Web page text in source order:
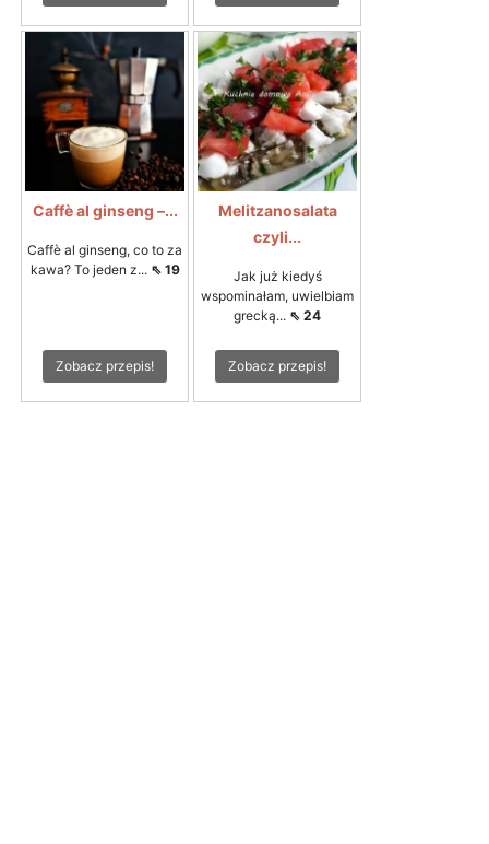
Caffè al ginseng –...
Caffè al ginseng, co to za
kawa? To jeden z... ⇖ 19
Zobacz przepis!
Melitzanosalata
czyli...
Jak już kiedyś
wspominałam, uwielbiam
grecką... ⇖ 24
Zobacz przepis!